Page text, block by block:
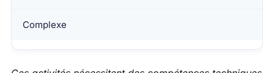
Complexe